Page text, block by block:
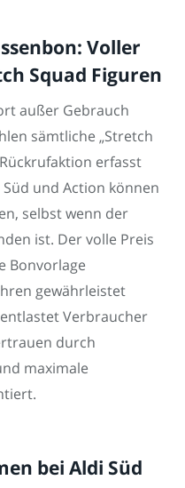
Voller
Squad Figuren
außer Gebrauch
sämtliche „Stretch
erfasst
und Action können
selbst wenn der
ist. Der volle Preis
Bonvorlage
gewährleistet
Verbraucher
durch
maximale
bei Aldi Süd